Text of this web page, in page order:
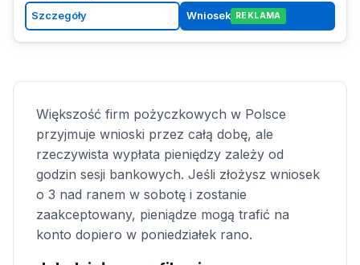
Szczegóły Wniosek REKLAMA
Większość firm pożyczkowych w Polsce
przyjmuje wnioski przez całą dobę, ale
rzeczywista wypłata pieniędzy zależy od
godzin sesji bankowych. Jeśli złożysz wniosek
o 3 nad ranem w sobotę i zostanie
zaakceptowany, pieniądze mogą trafić na
konto dopiero w poniedziałek rano.